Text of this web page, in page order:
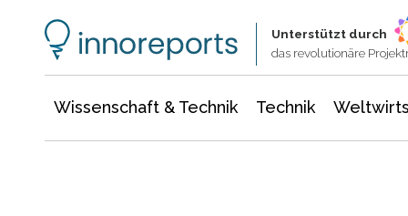
Unterstützt durch
das revolutionäre
Wissenschaft & Technik Technik